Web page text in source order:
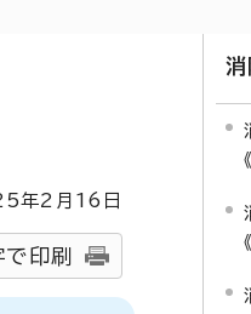
年2月 16 日
印刷
消